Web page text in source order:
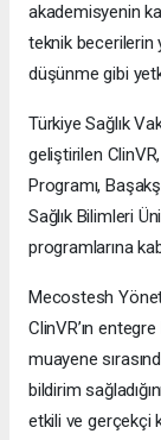
akademisyenin
teknik becerilerin
düşünme gibi
Türkiye Sağlık
geliştirilen
Programı,
Sağlık Bilimleri
programlarına
Mecostesh
ClinVR’ın
muayene
bildirim
etkili ve gerçekçi